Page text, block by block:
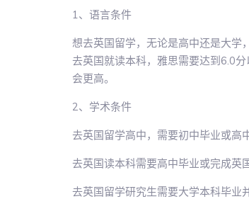
1、语言条件
想去英国留学，无论是高中还是大学
去英国就读本科，雅思需要达到6.0
会更高。
2、学术条件
去英国留学高中，需要初中毕业或高
去英国读本科需要高中毕业或完成英
去英国留学研究生需要大学本科毕业